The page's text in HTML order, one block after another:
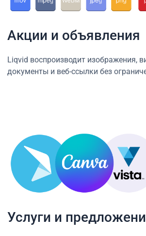
Акции и объявления
Liqvid воспроизводит изображения,
документы и веб-ссылки без
Услуги и